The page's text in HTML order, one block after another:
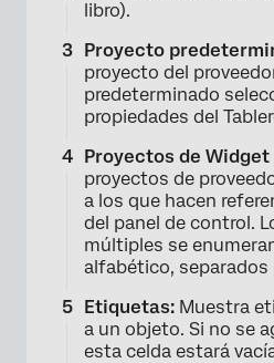
libro).
Proyecto
proyecto del
predeterminado
propiedades del
Proyectos de Widget
proyectos de
a los que hacen
del panel de control.
múltiples se
alfabético,
Etiquetas: Muestra
a un objeto. Si no se
esta celda estará